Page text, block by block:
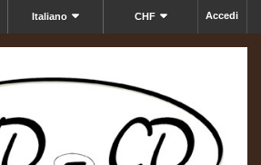
Accedi
CHF
Italiano